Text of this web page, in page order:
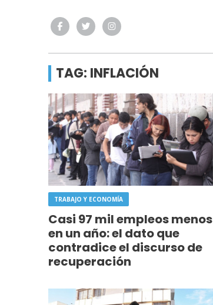
TAG: INFLACIÓN
TRABAJO Y ECONOMÍA
Casi 97 mil empleos menos
en un año: el dato que
contradice el discurso de
recuperación